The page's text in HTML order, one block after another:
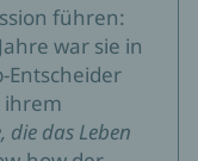
führen:
war sie in
Entscheider
ihrem
die das Leben